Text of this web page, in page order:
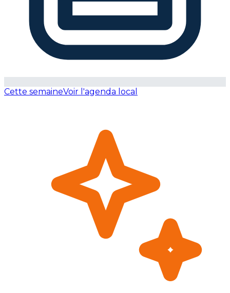
Cette semaineVoir l'agenda local